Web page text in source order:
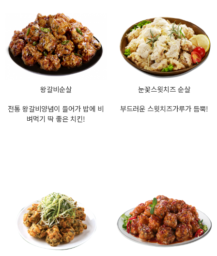
왕갈비순살
전통 왕갈비양념이 들어가 밥에 비
벼먹기 딱 좋은 치킨!
눈꽃스윗치즈 순살
부드러운 스윗치즈가루가 듬뿍!